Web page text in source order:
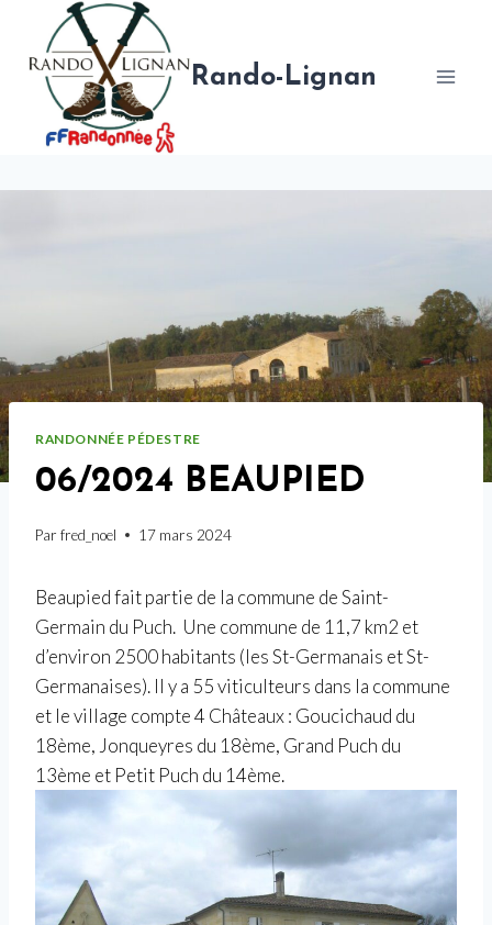
contenu
Rando-Lignan
RANDONNÉE PÉDESTRE
06/2024 BEAUPIED
Par fred_noel 17 mars 2024
Beaupied fait partie de la commune de Saint-
Germain du Puch. Une commune de 11,7 km2 et
d’environ 2500 habitants (les St-Germanais et St-
Germanaises). Il y a 55 viticulteurs dans la commune
et le village compte 4 Châteaux : Goucichaud du
18ème, Jonqueyres du 18ème, Grand Puch du
13ème et Petit Puch du 14ème.